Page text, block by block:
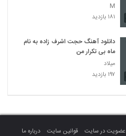
M
۱۸۱ بازدید
دانلود آهنگ حجت اشرف زاده به نام
ماه بی تکرار من
میلاد
۱۹۷ بازدید
عضویت در سایت قوانین سایت درباره ما